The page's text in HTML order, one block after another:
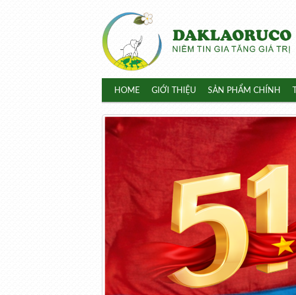
HOME GIỚI THIỆU SẢN PHẨM CHÍNH